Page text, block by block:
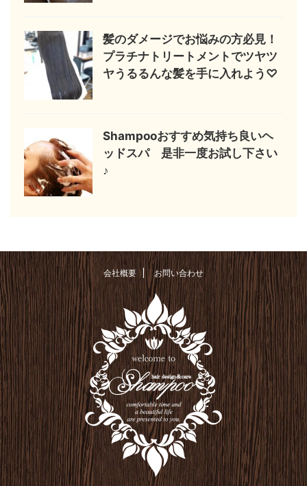
髪のダメージでお悩みの方必見！
プラチナトリートメントでツヤツ
ヤうるるんな髪を手に入れよう♡
Shampooおすすめ気持ち良いヘ
ッドスパ 是非一度お試し下さい
♪
会社概要 お問い合わせ